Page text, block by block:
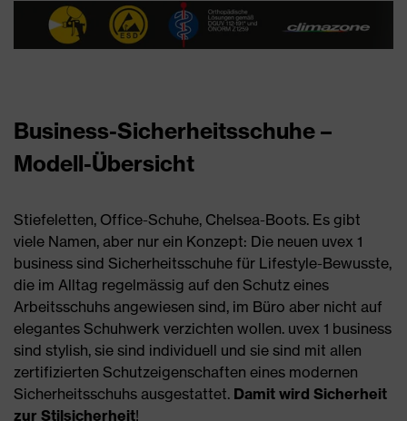
Business-Sicherheitsschuhe –
Modell-Übersicht
Stiefeletten, Office-Schuhe, Chelsea-Boots. Es gibt
viele Namen, aber nur ein Konzept: Die neuen uvex 1
business sind Sicherheitsschuhe für Lifestyle-Bewusste,
die im Alltag regelmässig auf den Schutz eines
Arbeitsschuhs angewiesen sind, im Büro aber nicht auf
elegantes Schuhwerk verzichten wollen. uvex 1 business
sind stylish, sie sind individuell und sie sind mit allen
zertifizierten Schutzeigenschaften eines modernen
Sicherheitsschuhs ausgestattet. Damit wird Sicherheit
zur Stilsicherheit!